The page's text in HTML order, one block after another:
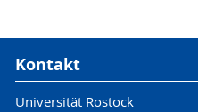
Kontakt
Universität Rostock